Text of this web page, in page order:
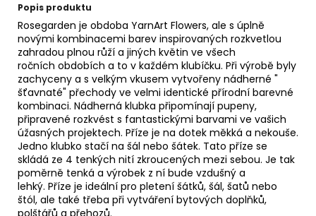
Popis produktu
Rosegarden je obdoba YarnArt Flowers, ale s úplně
novými kombinacemi barev inspirovaných rozkvetlou
zahradou plnou růží a jiných květin ve všech
ročních obdobích a to v každém klubíčku. Při výrobě byly
zachyceny a s velkým vkusem vytvořeny nádherné "
šťavnaté" přechody ve velmi identické přírodní barevné
kombinaci. Nádherná klubka připomínají pupeny,
připravené rozkvést s fantastickými barvami ve vašich
úžasných projektech. Příze je na dotek měkká a nekouše.
Jedno klubko stačí na šál nebo šátek. Tato příze se
skládá ze 4 tenkých nití zkroucených mezi sebou. Je tak
poměrně tenká a výrobek z ní bude vzdušný a
lehký. Příze je ideální pro pletení šátků, šál, šatů nebo
štól, ale také třeba při vytváření bytových doplňků,
polštářů a přehozů.
VH
JEANS
8003
35
Kč